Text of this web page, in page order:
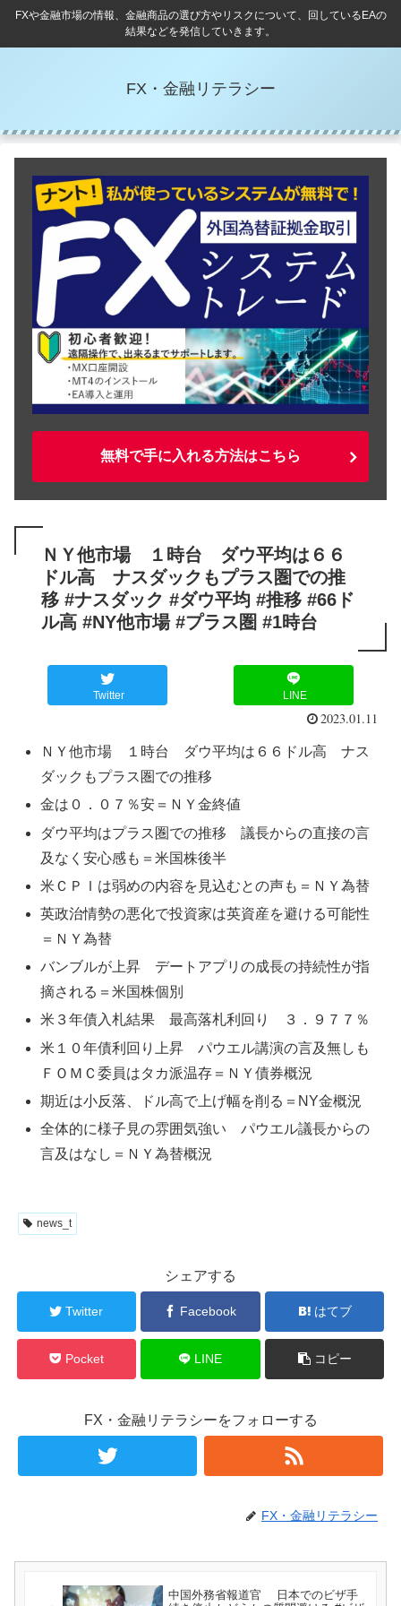
FXや金融市場の情報、金融商品の選び方やリスクについて、回しているEAの
結果などを発信していきます。
FX・金融リテラシー
無料で手に入れる方法はこちら
ＮＹ他市場 １時台 ダウ平均は６６
ドル高 ナスダックもプラス圏での推
移 #ナスダック #ダウ平均 #推移 #66ド
ル高 #NY他市場 #プラス圏 #1時台
Twitter LINE
2023.01.11
ＮＹ他市場 １時台 ダウ平均は６６ドル高 ナス
ダックもプラス圏での推移
金は０．０７％安＝ＮＹ金終値
ダウ平均はプラス圏での推移 議長からの直接の言
及なく安心感も＝米国株後半
米ＣＰＩは弱めの内容を見込むとの声も＝ＮＹ為替
英政治情勢の悪化で投資家は英資産を避ける可能性
＝ＮＹ為替
バンブルが上昇 デートアプリの成長の持続性が指
摘される＝米国株個別
米３年債入札結果 最高落札利回り ３．９７７％
米１０年債利回り上昇 パウエル講演の言及無しも
ＦＯＭＣ委員はタカ派温存＝ＮＹ債券概況
期近は小反落、ドル高で上げ幅を削る＝NY金概況
全体的に様子見の雰囲気強い パウエル議長からの
言及はなし＝ＮＹ為替概況
news_t
シェアする
Twitter Facebook はてブ
Pocket LINE コピー
FX・金融リテラシーをフォローする
FX・金融リテラシー
中国外務省報道官 日本でのビザ手